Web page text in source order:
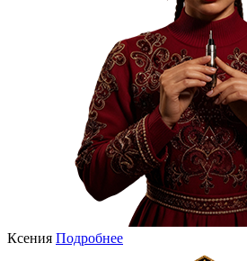
Ксения Подробнее